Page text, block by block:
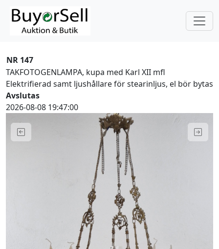
NR 147
TAKFOTOGENLAMPA, kupa med Karl XII mfl
Elektrifierad samt ljushållare för stearinljus, el bör bytas
Avslutas
2026-08-08 19:47:00